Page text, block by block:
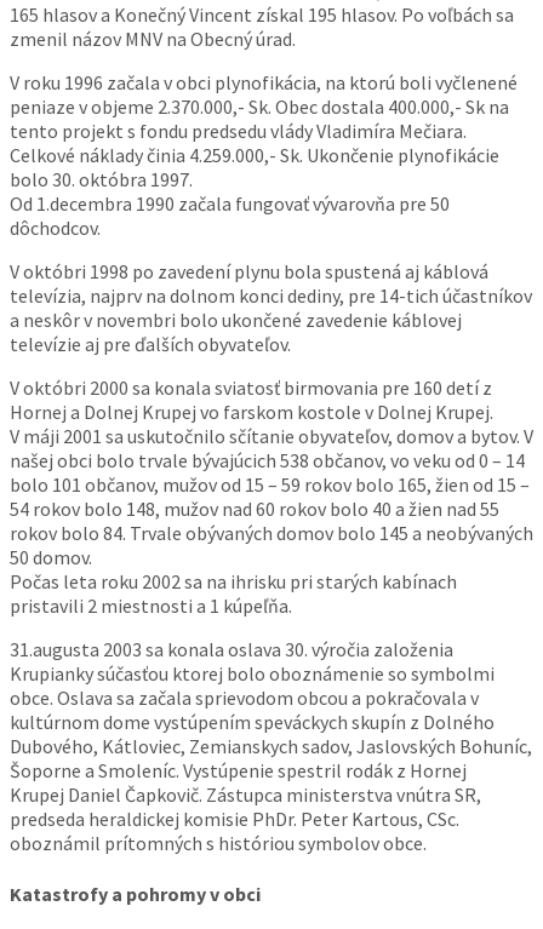
165 hlasov a Konečný Vincent získal 195 hlasov. Po voľbách sa
zmenil názov MNV na Obecný úrad.
V roku 1996 začala v obci plynofikácia, na ktorú boli vyčlenené
peniaze v objeme 2.370.000,- Sk. Obec dostala 400.000,- Sk na
tento projekt s fondu predsedu vlády Vladimíra Mečiara.
Celkové náklady činia 4.259.000,- Sk. Ukončenie plynofikácie
bolo 30. októbra 1997.
Od 1.decembra 1990 začala fungovať vývarovňa pre 50
dôchodcov.
V októbri 1998 po zavedení plynu bola spustená aj káblová
televízia, najprv na dolnom konci dediny, pre 14-tich účastníkov
a neskôr v novembri bolo ukončené zavedenie káblovej
televízie aj pre ďalších obyvateľov.
V októbri 2000 sa konala sviatosť birmovania pre 160 detí z
Hornej a Dolnej Krupej vo farskom kostole v Dolnej Krupej.
V máji 2001 sa uskutočnilo sčítanie obyvateľov, domov a bytov. V
našej obci bolo trvale bývajúcich 538 občanov, vo veku od 0 – 14
bolo 101 občanov, mužov od 15 – 59 rokov bolo 165, žien od 15 –
54 rokov bolo 148, mužov nad 60 rokov bolo 40 a žien nad 55
rokov bolo 84. Trvale obývaných domov bolo 145 a neobývaných
50 domov.
Počas leta roku 2002 sa na ihrisku pri starých kabínach
pristavili 2 miestnosti a 1 kúpeľňa.
31.augusta 2003 sa konala oslava 30. výročia založenia
Krupianky súčasťou ktorej bolo oboznámenie so symbolmi
obce. Oslava sa začala sprievodom obcou a pokračovala v
kultúrnom dome vystúpením speváckych skupín z Dolného
Dubového, Kátloviec, Zemianskych sadov, Jaslovských Bohuníc,
Šoporne a Smoleníc. Vystúpenie spestril rodák z Hornej
Krupej Daniel Čapkovič. Zástupca ministerstva vnútra SR,
predseda heraldickej komisie PhDr. Peter Kartous, CSc.
oboznámil prítomných s históriou symbolov obce.
Katastrofy a pohromy v obci